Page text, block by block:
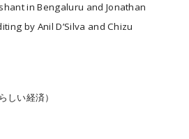
in Bengaluru and Jonathan
by Anil D’Silva and Chizu
しい経済）